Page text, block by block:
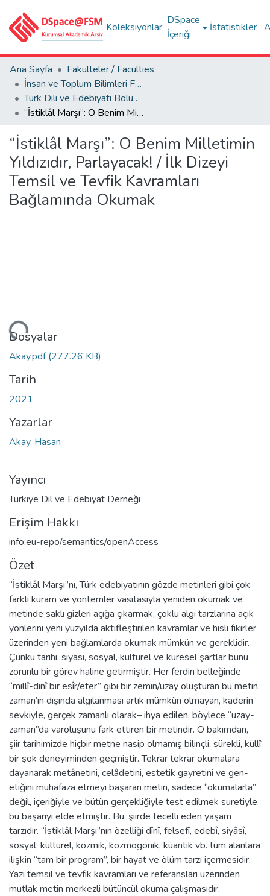
Koleksiyonlar
DSpace
İçeriği
İstatistikler
Ana Sayfa
Fakülteler / Faculties
İnsan ve Toplum Bilimleri Fakültesi / Faculty of Humanities and Social Sciences
Türk Dili ve Edebiyatı Bölümü
“İstiklâl Marşı”: O Benim Milletimin Yıldızıdır, Parlayacak! / İlk Dizeyi Temsil ve Tevfik Kavramları Bağlamında Okumak
“İstiklâl Marşı”: O Benim Milletimin
Yıldızıdır, Parlayacak! / İlk Dizeyi
Temsil ve Tevfik Kavramları
Bağlamında Okumak
Dosyalar
Akay.pdf(277.26 KB)
Tarih
2021
Yazarlar
Akay, Hasan
Yayıncı
Türkiye Dil ve Edebiyat Derneği
Erişim Hakkı
info:eu-repo/semantics/openAccess
Özet
“İstiklâl Marşı”nı, Türk edebiyatının gözde metinleri gibi çok
farklı kuram ve yöntemler vasıtasıyla yeniden okumak ve
metinde saklı gizleri açığa çıkarmak, çoklu algı tarzlarına açık
yönlerini yeni yüzyılda aktifleştirilen kavramlar ve hisli fikirler
üzerinden yeni bağlamlarda okumak mümkün ve gereklidir.
Çünkü tarihi, siyasi, sosyal, kültürel ve küresel şartlar bunu
zorunlu bir görev haline getirmiştir. Her ferdin belleğinde
“millî-dinî bir esîr/eter” gibi bir zemin/uzay oluşturan bu metin,
zaman’ın dışında algılanması artık mümkün olmayan, kaderin
sevkiyle, gerçek zamanlı olarak– ihya edilen, böylece “uzay-
zaman”da varoluşunu fark ettiren bir metindir. O bakımdan,
şiir tarihimizde hiçbir metne nasip olmamış bilinçli, sürekli, küllî
bir şok deneyiminden geçmiştir. Tekrar tekrar okumalara
dayanarak metânetini, celâdetini, estetik gayretini ve gen-
etiğini muhafaza etmeyi başaran metin, sadece “okumalarla”
değil, içeriğiyle ve bütün gerçekliğiyle test edilmek suretiyle
bu başarıyı elde etmiştir. Bu, şiirde tecelli eden yaşam
tarzıdır. “İstiklâl Marşı”nın özelliği dînî, felsefî, edebî, siyâsî,
sosyal, kültürel, kozmik, kozmogonik, kuantik vb. tüm alanlara
ilişkin “tam bir program”, bir hayat ve ölüm tarzı içermesidir.
Yazı temsil ve tevfik kavramları ve referansları üzerinden
mutlak metin merkezli bütüncül okuma çalışmasıdır.